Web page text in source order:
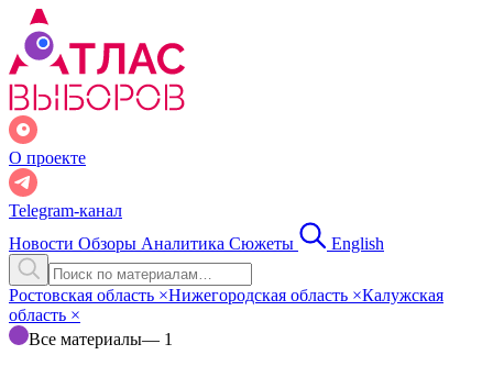
О проекте
Telegram-канал
Новости Обзоры Аналитика Сюжеты English
Ростовская область ×Нижегородская область ×Калужская
область ×
Все материалы— 1